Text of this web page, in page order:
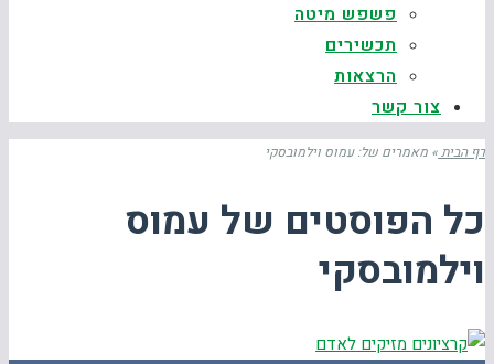
פשפש מיטה
תכשירים
הרצאות
צור קשר
דף הבית» מאמרים של: עמוס וילמובסקי
כל הפוסטים של עמוס
וילמובסקי